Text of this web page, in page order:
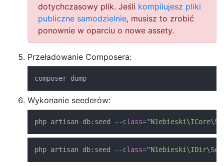
dotychczasowy plik. Jeśli kompilujesz pliki
publiczne samodzielnie, musisz to zrobić
ponownie w oparciu o nowe assety.
Przeładowanie Composera:
composer dump
Wykonanie seederów:
php artisan db: seed --class=
php artisan db: seed --class=